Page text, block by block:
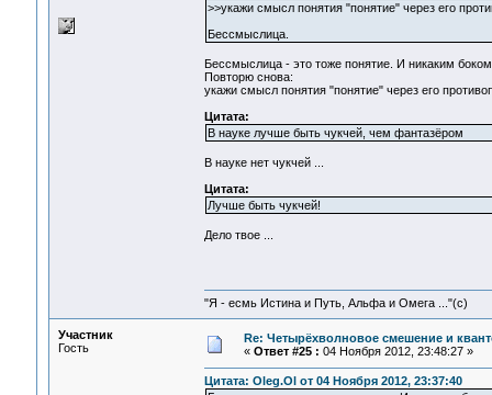
>>укажи смысл понятия "понятие" через его
Бессмыслица.
Бессмыслица - это тоже понятие. И никаким
Повторю снова:
укажи смысл понятия "понятие" через его
Цитата:
В науке лучше быть чукчей, чем фантазёром
В науке нет чукчей ...
Цитата:
Лучше быть чукчей!
Дело твое ...
"Я - есмь Истина и Путь, Альфа и Омега ..."(с)
Участник
Гость
Re: Четырёхволновое смешение и
« Ответ #25 : 04 Ноября 2012, 23:48:27 »
Цитата: Oleg.Ol от 04 Ноября 2012, 23:37:40